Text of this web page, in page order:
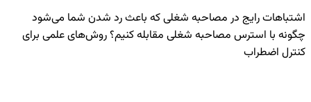
اشتباهات رایج در مصاحبه شغلی که باعث رد شدن شما می‌شود
چگونه با استرس مصاحبه شغلی مقابله کنیم؟ روش‌های علمی برای
کنترل اضطراب